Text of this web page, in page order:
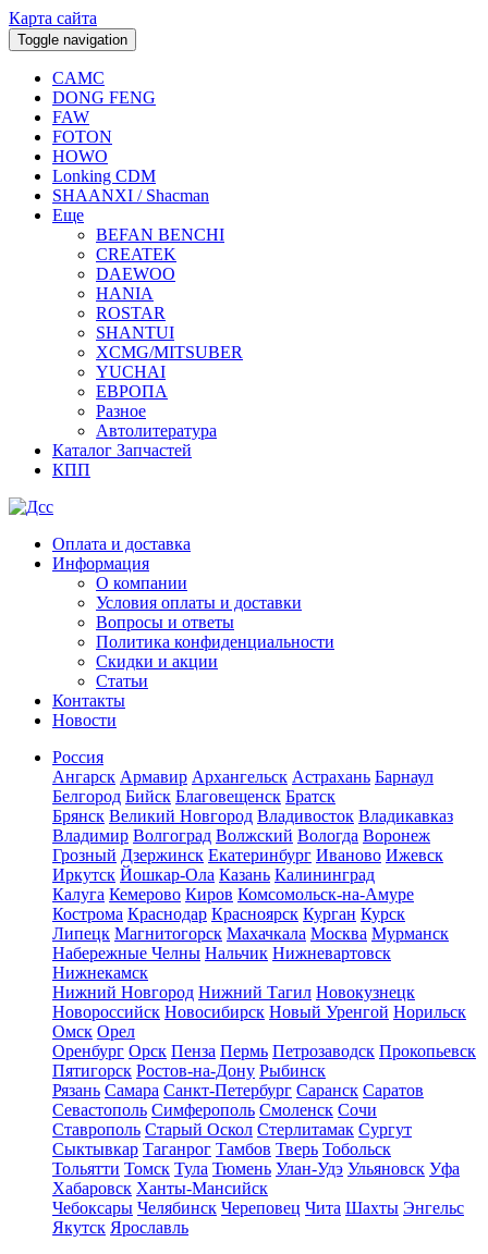
Карта сайта
Toggle navigation
CAMC
DONG FENG
FAW
FOTON
HOWO
Lonking CDM
SHAANXI / Shacman
Еще
BEFAN BENCHI
CREATEK
DAEWOO
HANIA
ROSTAR
SHANTUI
XCMG/MITSUBER
YUCHAI
ЕВРОПА
Разное
Aвтолитература
Каталог Запчастей
КПП
Оплата и доставка
Информация
О компании
Условия оплаты и доставки
Вопросы и ответы
Политика конфиденциальности
Скидки и акции
Статьи
Контакты
Новости
Россия
Ангарск Армавир Архангельск Астрахань Барнаул
Белгород Бийск Благовещенск Братск
Брянск Великий Новгород Владивосток Владикавказ
Владимир Волгоград Волжский Вологда Воронеж
Грозный Дзержинск Екатеринбург Иваново Ижевск
Иркутск Йошкар-Ола Казань Калининград
Калуга Кемерово Киров Комсомольск-на-Амуре
Кострома Краснодар Красноярск Курган Курск
Липецк Магнитогорск Махачкала Москва Мурманск
Набережные Челны Нальчик Нижневартовск
Нижнекамск
Нижний Новгород Нижний Тагил Новокузнецк
Новороссийск Новосибирск Новый Уренгой Норильск
Омск Орел
Оренбург Орск Пенза Пермь Петрозаводск Прокопьевск
Пятигорск Ростов-на-Дону Рыбинск
Рязань Самара Санкт-Петербург Саранск Саратов
Севастополь Симферополь Смоленск Сочи
Ставрополь Старый Оскол Стерлитамак Сургут
Сыктывкар Таганрог Тамбов Тверь Тобольск
Тольятти Томск Тула Тюмень Улан-Удэ Ульяновск Уфа
Хабаровск Ханты-Мансийск
Чебоксары Челябинск Череповец Чита Шахты Энгельс
Якутск Ярославль